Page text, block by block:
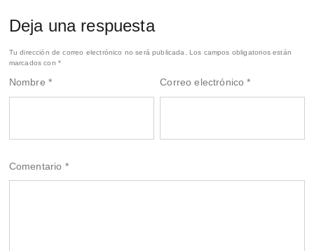
Deja una respuesta
Tu dirección de correo electrónico no será publicada. Los campos obligatorios están
marcados con *
Nombre * Correo electrónico*
Comentario *